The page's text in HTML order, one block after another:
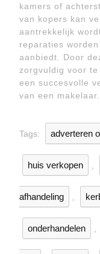
kamers of
van kopers kan
aantrekkelijk
reparaties
aanbiedt. Door
zorgvuldig voor
een succesvolle
van een makelaar.
Tags: adverteren
huis verkopen
afhandeling
onderhandelen